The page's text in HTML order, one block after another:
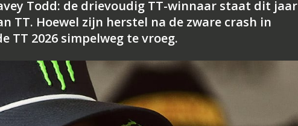
Todd: de drievoudig TT-winnaar staat dit jaar
TT. Hoewel zijn herstel na de zware crash in
2026 simpelweg te vroeg.